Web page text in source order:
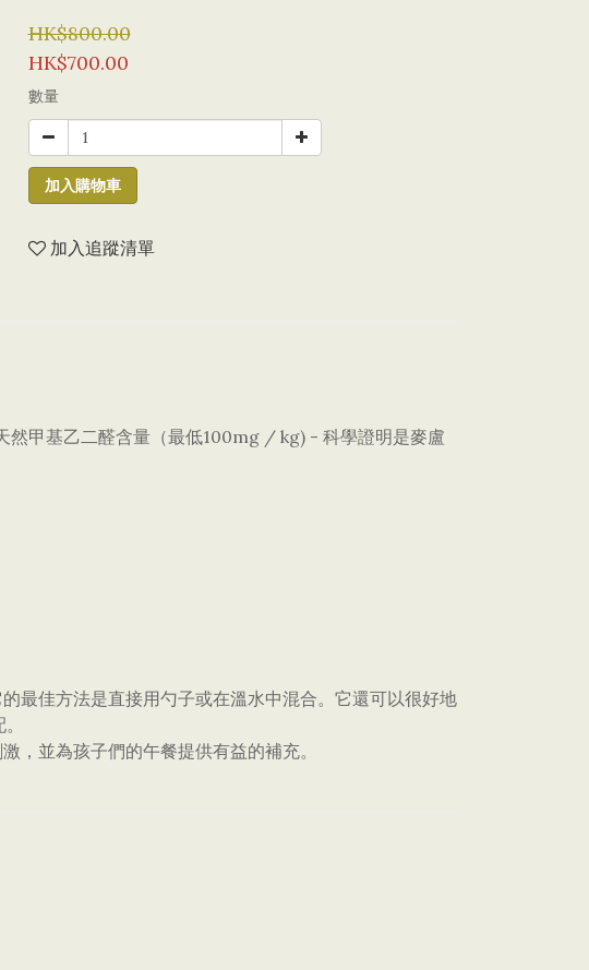
HK$800.00
HK$700.00
數量
加入購物車
加入追蹤清單
甲基乙二醛含量（最低100mg / kg) - 科學證明是麥盧
最佳方法是直接用勺子或在溫水中混合。它還可以很好地
並為孩子們的午餐提供有益的補充。